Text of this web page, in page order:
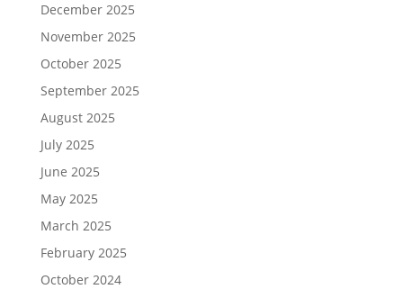
December 2025
November 2025
October 2025
September 2025
August 2025
July 2025
June 2025
May 2025
March 2025
February 2025
October 2024